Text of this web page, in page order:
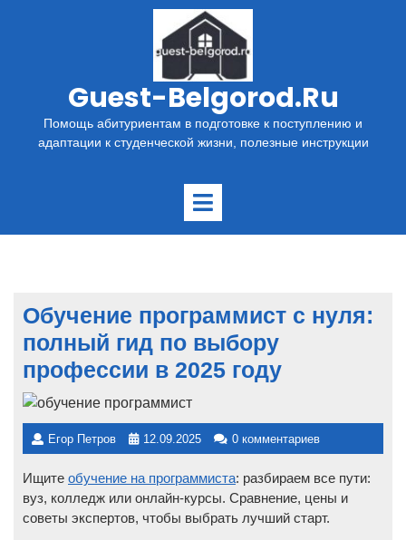
Guest-Belgorod.ru
Помощь абитуриентам в подготовке к поступлению и
адаптации к студенческой жизни, полезные инструкции
Обучение программист с нуля:
полный гид по выбору
профессии в 2025 году
Егор Петров 12.09.2025 0 комментариев
Ищите обучение на программиста: разбираем все пути:
вуз, колледж или онлайн-курсы. Сравнение, цены и
советы экспертов, чтобы выбрать лучший старт.